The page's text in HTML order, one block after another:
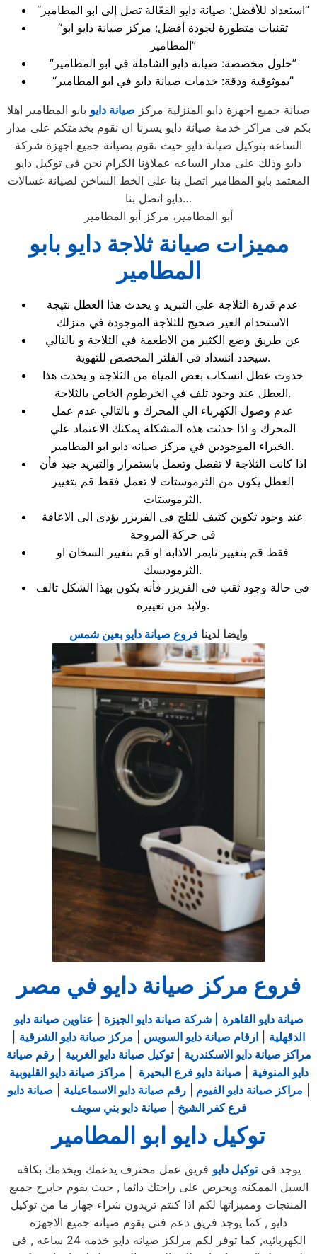
“استعداد للأفضل: صيانة دايو الفعّالة تصل إلى ابو المطامير”
“تقنيات متطورة لجودة أفضل: مركز صيانة دايو ابو
المطامير”
“حلول مخصصة: صيانة دايو الشاملة في ابو المطامير”
“بموثوقية ودقة: خدمات صيانة دايو في ابو المطامير”
صيانة جميع اجهزة دايو المنزلية مركز صيانة دايو بابو المطامير اهلا
بكم فى مراكز خدمة صيانة دايو يسرنا ان نقوم بخدمتكم على مدار
الساعه بتوكيل صيانة دايو حيث نقوم بصيانة جميع اجهزة شركة
دايو وذلك على مدار الساعه عملاؤنا الكرام نحن فى توكيل دايو
المعتمد بابو المطامير اتصل بنا على الخط الساخن لصيانة غسالات
دايو اتصل بنا…
أبو المطامير، مركز أبو المطامير
مميزات صيانة ثلاجة دايو بابو
المطامير
عدم قدرة الثلاجة علي التبريد و يحدث هذا العطل نتيجة
الاستخدام الغير صحيح للثلاجة الموجودة في منزلك
عن طريق وضع الكثير من الاطعمة في الثلاجة و بالتالي
سيحدد انسداد في الفلتر المخصص للتهوية.
حدوث عطل انسكاب بعض المياة من الثلاجة و يحدث هذا
العطل عند وجود تلف في الخرطوم الخاص بالثلاجة.
عدم وصول الكهرباء الي المحرك و بالتالي عدم عمل
المحرك و اذا حدثت هذه المشكلة يمكنك الاعتماد علي
الخبراء الموجودين في مركز صيانه دايو ابو المطامير.
اذا كانت الثلاجة لا تفصل وتعمل باستمرار والتبريد جيد فأن
العطل يكون من الثرموستات لا تعمل فقط قم بتغيير
الثرموستات.
عند وجود تكوين كثيف للثلج فى الفريزر يؤدى الى الاعاقة
فى حركة المروحة
فقط قم بتغيير تايمر الاذابة او قم بتغيير السخان او
الثرموديسك.
فى حالة وجود ثقب فى الفريزر فأنه يكون بهذا الشكل تالف
ولابد من تغييره.
وايضا لدينا فروع صيانة دايو بعين شمس
فروع مركز صيانة دايو في مصر
صيانة دايو القاهرة | شركة صيانة دايو الجيزة
عناوين صيانة دايو
الدقهلية
ارقام صيانة دايو السويس مركز صيانة دايو الشرقية
مراكز صيانة دايو الاسكندرية |توكيل صيانة دايو الغربية |رقم صيانة
دايو المنوفية
صيانة دايو فرع البحيرة
مراكز صيانة دايو القليوبية
مراكز صيانة دايو الفيوم |رقم صيانة دايو الاسماعيلية
صيانة دايو
فرع كفر الشيخ
صيانة دايو بني سويف
توكيل دايو ابو المطامير
يوجد فىتوكيل دايو فريق عمل محترف يدعمك ويخدمك بكافه
السبل الممكنه ويحرص على راحتك دائما , حيث يقوم جابرح جميع
المنتجات ومميزاتها لكم اذا كنتم تريدون شراء جهاز ما من توكيل
دايو , كما يوجد فريق دعم فنى يقوم صيانه جميع الاجهزه
الكهربائيه, كما توفر لكم مرلكز صيانه دايو خدمه 24 ساعه , فى